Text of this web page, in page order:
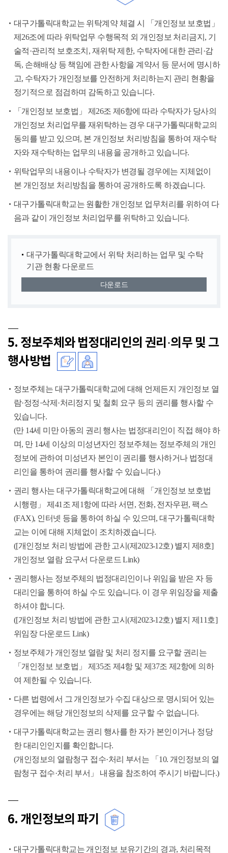
대구가톨릭대학교는 위탁계약 체결 시 「개인정보 보호법」
제26조에 따라 위탁업무 수행목적 외 개인정보 처리금지, 기
술적·관리적 보호조치, 재위탁 제한, 수탁자에 대한 관리·감
독, 손해배상 등 책임에 관한 사항을 계약서 등 문서에 명시하
고, 수탁자가 개인정보를 안전하게 처리하는지 관리 현황을
정기적으로 점검하며 감독하고 있습니다.
「개인정보 보호법」 제26조 제6항에 따라 수탁자가 당사의
개인정보 처리업무를 재위탁하는 경우 대구가톨릭대학교의
동의를 받고 있으며, 본 개인정보 처리방침을 통하여 재수탁
자와 재수탁하는 업무의 내용을 공개하고 있습니다.
위탁업무의 내용이나 수탁자가 변경될 경우에는 지체없이
본 개인정보 처리방침을 통하여 공개하도록 하겠습니다.
대구가톨릭대학교는 원활한 개인정보 업무처리를 위하여 다
음과 같이 개인정보 처리업무를 위탁하고 있습니다.
대구가톨릭대학교에서 위탁 처리하는 업무 및 수탁
기관 현황 다운로드
다운로드
5. 정보주체와 법정대리인의 권리·의무 및 그
행사방법
정보주체는 대구가톨릭대학교에 대해 언제든지 개인정보 열
람·정정·삭제·처리정지 및 철회 요구 등의 권리를 행사할 수
있습니다.
(만 14세 미만 아동의 권리 행사는 법정대리인이 직접 해야 하
며, 만 14세 이상의 미성년자인 정보주체는 정보주체의 개인
정보에 관하여 미성년자 본인이 권리를 행사하거나 법정대
리인을 통하여 권리를 행사할 수 있습니다.)
권리 행사는 대구가톨릭대학교에 대해 「개인정보 보호법
시행령」 제41조 제1항에 따라 서면, 전화, 전자우편, 팩스
(FAX), 인터넷 등을 통하여 하실 수 있으며, 대구가톨릭대학
교는 이에 대해 지체없이 조치하겠습니다.
([개인정보 처리 방법에 관한 고시(제2023-12호) 별지 제8호]
개인정보 열람 요구서 다운로드 Link)
권리행사는 정보주체의 법정대리인이나 위임을 받은 자 등
대리인을 통하여 하실 수도 있습니다. 이 경우 위임장을 제출
하셔야 합니다.
([개인정보 처리 방법에 관한 고시(제2023-12호) 별지 제11호]
위임장 다운로드 Link)
정보주체가 개인정보 열람 및 처리 정지를 요구할 권리는
「개인정보 보호법」 제35조 제4항 및 제37조 제2항에 의하
여 제한될 수 있습니다.
다른 법령에서 그 개인정보가 수집 대상으로 명시되어 있는
경우에는 해당 개인정보의 삭제를 요구할 수 없습니다.
대구가톨릭대학교는 권리 행사를 한 자가 본인이거나 정당
한 대리인인지를 확인합니다.
(개인정보의 열람청구 접수·처리 부서는 「10. 개인정보의 열
람청구 접수·처리 부서」 내용을 참조하여 주시기 바랍니다.)
6. 개인정보의 파기
대구가톨릭대학교는 개인정보 보유기간의 경과, 처리목적